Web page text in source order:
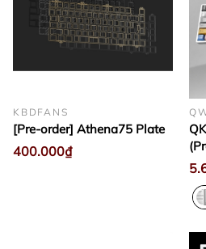
KBDFANS
[Pre-order] Athena75 Plate
400.000₫